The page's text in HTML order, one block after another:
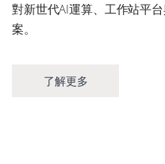
對新世代AI運算、工作站平
案。
了解更多